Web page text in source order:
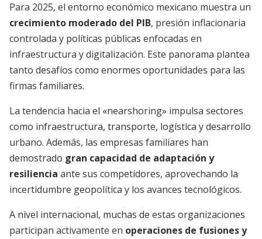
Para 2025, el entorno económico mexicano muestra un
crecimiento moderado del PIB, presión inflacionaria
controlada y políticas públicas enfocadas en
infraestructura y digitalización. Este panorama plantea
tanto desafíos como enormes oportunidades para las
firmas familiares.
La tendencia hacia el «nearshoring» impulsa sectores
como infraestructura, transporte, logística y desarrollo
urbano. Además, las empresas familiares han
demostrado gran capacidad de adaptación y
resiliencia ante sus competidores, aprovechando la
incertidumbre geopolítica y los avances tecnológicos.
A nivel internacional, muchas de estas organizaciones
participan activamente en operaciones de fusiones y